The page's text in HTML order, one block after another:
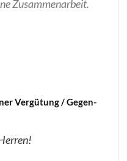
Zusammenarbeit.
Ver­gü­tung / Gegen­